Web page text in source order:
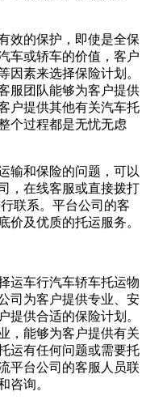
效的保护，即使是全保
车或轿车的价值，客户
因素来选择保险计划。
服团队能够为客户提供
户提供其他有关汽车托
个过程都是无忧无虑
输和保险的问题，可以
，在线客服或直接拨打
联系。平台公司的客
价及优质的托运服务。
运车行汽车轿车托运物
司为客户提供专业、安
提供合适的保险计划。
，能够为客户提供有关
运有任何问题或需要托
平台公司的客服人员联
咨询。